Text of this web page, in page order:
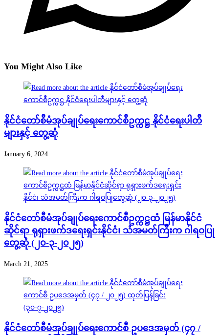
You Might Also Like
နိုင်ငံတော်စီမံအုပ်ချုပ်ရေးကောင်စီဥက္ကဋ္ဌ နိုင်ငံရေးပါတီ
များနှင့် တွေ့ဆုံ
January 6, 2024
နိုင်ငံတော်စီမံအုပ်ချုပ်ရေးကောင်စီဥက္ကဋ္ဌထံ မြန်မာနိုင်ငံ
ဆိုင်ရာ ရုရှားဖက်ဒရေးရှင်းနိုင်ငံ၊ သံအမတ်ကြီးက ဂါရဝပြု
တွေ့ဆုံ (၂၀-၃-၂၀၂၅)
March 21, 2025
နိုင်ငံတော်စီမံအုပ်ချုပ်ရေးကောင်စီ ဥပဒေအမှတ် (၄၇ /